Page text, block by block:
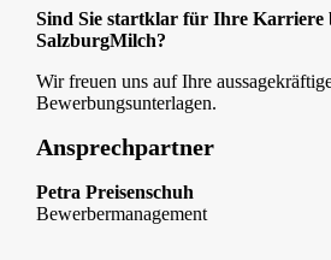
Sind Sie startklar für Ihre Karriere
SalzburgMilch?
Wir freuen uns auf Ihre
Bewerbungsunterlagen.
Ansprechpartner
Petra Preisenschuh
Bewerbermanagement